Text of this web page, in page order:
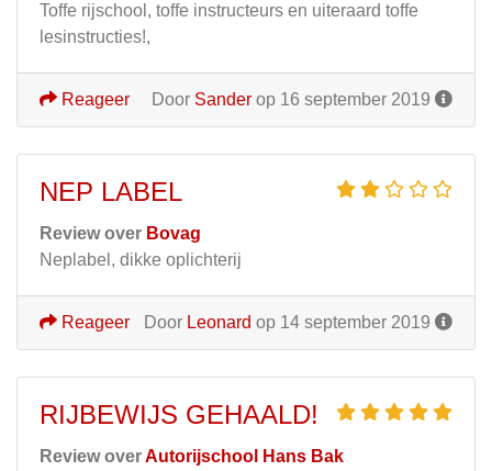
Toffe rijschool, toffe instructeurs en uiteraard toffe
lesinstructies!,
Door Sander op 16 september 2019
Reageer
NEP LABEL
Review over Bovag
Neplabel, dikke oplichterij
Door Leonard op 14 september 2019
Reageer
RIJBEWIJS GEHAALD!
Review overAutorijschool Hans Bak